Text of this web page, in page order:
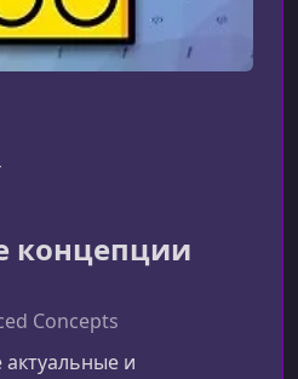
концепции
Concepts
и